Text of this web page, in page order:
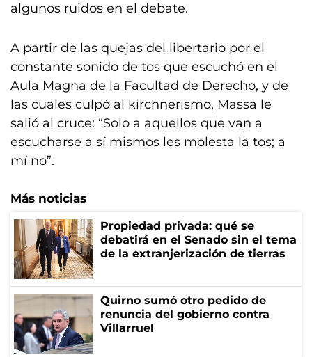
algunos ruidos en el debate.
A partir de las quejas del libertario por el
constante sonido de tos que escuchó en el
Aula Magna de la Facultad de Derecho, y de
las cuales culpó al kirchnerismo, Massa le
salió al cruce: “Solo a aquellos que van a
escucharse a sí mismos les molesta la tos; a
mí no”.
Más noticias
Propiedad privada: qué se
debatirá en el Senado sin el tema
de la extranjerización de tierras
Quirno sumó otro pedido de
renuncia del gobierno contra
Villarruel